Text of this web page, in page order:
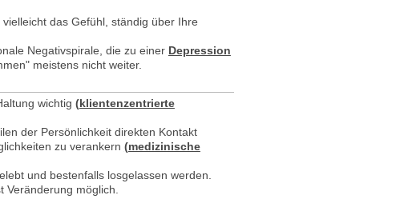
das Gefühl, ständig über Ihre
Negativspirale, die zu einer Depression
meistens nicht weiter.
wichtig (klientenzentrierte
der Persönlichkeit direkten Kontakt
zu verankern (medizinische
und bestenfalls losgelassen werden.
möglich.